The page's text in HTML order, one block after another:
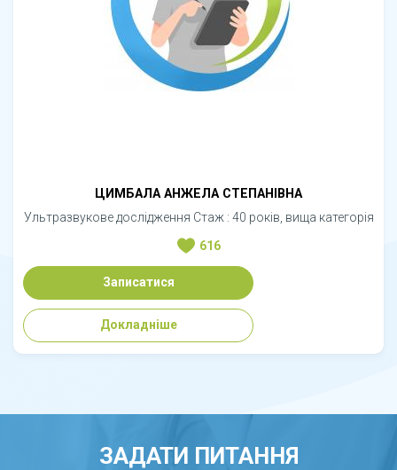
ЦИМБАЛА АНЖЕЛА СТЕПАНІВНА
Ультразвукове дослідження Стаж : 40 років, вища категорія
616
Записатися
Докладніше
ЗАДАТИ ПИТАННЯ